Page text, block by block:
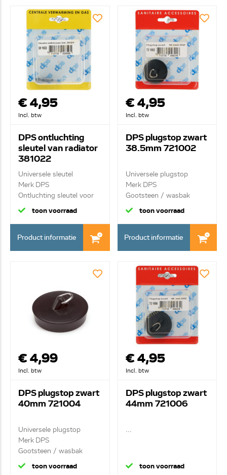
€ 4,95
Incl. btw
DPS ontluchting
sleutel van radiator
381022
Universele sleutel
Merk DPS
Ontluchting sleutel voor
radia...
toon voorraad
Product informatie
€ 4,95
Incl. btw
DPS plugstop zwart
38.5mm 721002
Universele plugstop
Merk DPS
Gootsteen / wasbak
plugstop ...
toon voorraad
Product informatie
€ 4,99
Incl. btw
DPS plugstop zwart
40mm 721004
Universele plugstop
Merk DPS
Gootsteen / wasbak
plugstop ...
toon voorraad
€ 4,95
Incl. btw
DPS plugstop zwart
44mm 721006
...
toon voorraad